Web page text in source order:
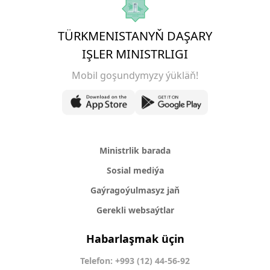
TÜRKMENISTANYŇ DAŞARY
IŞLER MINISTRLIGI
Mobil goşundymyzy ýükläň!
Ministrlik barada
Sosial mediýa
Gaýragoýulmasyz jaň
Gerekli websaýtlar
Habarlaşmak üçin
Telefon: +993 (12) 44-56-92